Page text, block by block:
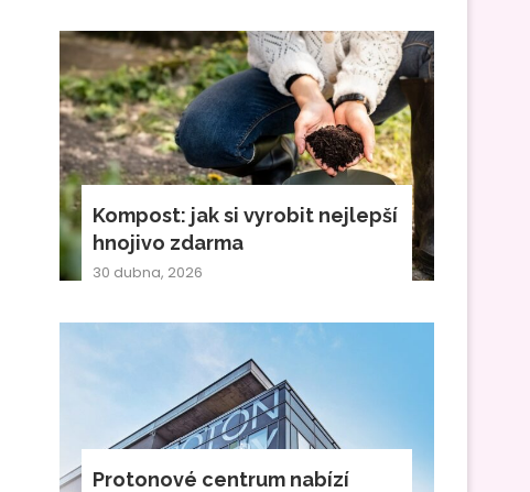
Kompost: jak si vyrobit nejlepší
hnojivo zdarma
30 dubna, 2026
Protonové centrum nabízí